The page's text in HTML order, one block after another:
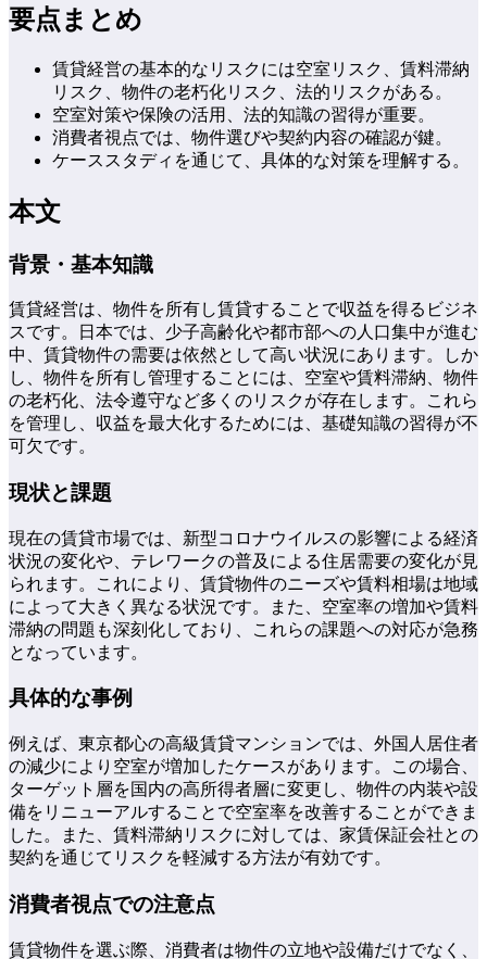
要点まとめ
賃貸経営の基本的なリスクには空室リスク、賃料滞納
リスク、物件の老朽化リスク、法的リスクがある。
空室対策や保険の活用、法的知識の習得が重要。
消費者視点では、物件選びや契約内容の確認が鍵。
ケーススタディを通じて、具体的な対策を理解する。
本文
背景・基本知識
賃貸経営は、物件を所有し賃貸することで収益を得るビジネ
スです。日本では、少子高齢化や都市部への人口集中が進む
中、賃貸物件の需要は依然として高い状況にあります。しか
し、物件を所有し管理することには、空室や賃料滞納、物件
の老朽化、法令遵守など多くのリスクが存在します。これら
を管理し、収益を最大化するためには、基礎知識の習得が不
可欠です。
現状と課題
現在の賃貸市場では、新型コロナウイルスの影響による経済
状況の変化や、テレワークの普及による住居需要の変化が見
られます。これにより、賃貸物件のニーズや賃料相場は地域
によって大きく異なる状況です。また、空室率の増加や賃料
滞納の問題も深刻化しており、これらの課題への対応が急務
となっています。
具体的な事例
例えば、東京都心の高級賃貸マンションでは、外国人居住者
の減少により空室が増加したケースがあります。この場合、
ターゲット層を国内の高所得者層に変更し、物件の内装や設
備をリニューアルすることで空室率を改善することができま
した。また、賃料滞納リスクに対しては、家賃保証会社との
契約を通じてリスクを軽減する方法が有効です。
消費者視点での注意点
賃貸物件を選ぶ際、消費者は物件の立地や設備だけでなく、